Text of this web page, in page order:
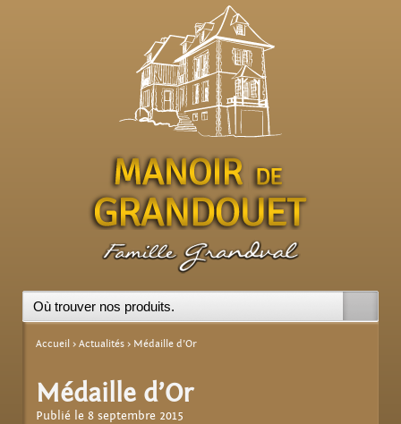
Accueil › Actualités › Médaille d’Or
Médaille d’Or
Publié le 8 septembre 2015